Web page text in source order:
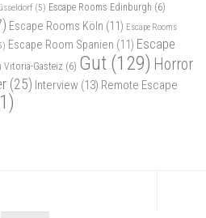
(5) Escape Rooms Edinburgh (6)
Escape Rooms Köln (11) Escape Rooms
Escape Room Spanien (11) Escape
Vitoria-Gasteiz (6) Gut (129) Horror
(25) Interview (13) Remote Escape